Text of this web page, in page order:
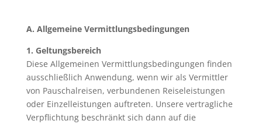
A. Allgemeine Vermittlungsbedingungen
1. Geltungsbereich
Diese Allgemeinen Vermittlungsbedingungen finden
ausschließlich Anwendung, wenn wir als Vermittler
von Pauschalreisen, verbundenen Reiseleistungen
oder Einzelleistungen auftreten. Unsere vertragliche
Verpflichtung beschränkt sich dann auf die